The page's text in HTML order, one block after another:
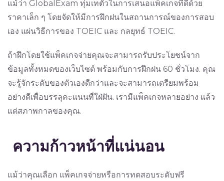
แม้ว่า GlobalExam ทุ่มเทตัวในการเสนอแพ็คเกจที่ดีด้วย
ราคาเล็ก ๆ โดยจัดให้มีการฝึกฝนในสถานการณ์ของการสอบ
เอง แผ่นวิธีการของ TOEIC และ กลยุทธ์ TOEIC.
ถ้าฝึกโดยใช้แพ็คเกจจ่ายคุณจะสามารถรับประโยชน์จาก
ข้อมูลทั้งหมดของเว็บไซต์ พร้อมกับการฝึกฝน 60 ชั่วโมง. คุณ
จะรู้จักระดับของตัวเองดีกว่าและจะสามารถเตรียมพร้อม
อย่างดีเพื่อบรรลุคะแนนที่ใฝ่ฝัน. เรามีแพ็คเกจหลายอย่าง แล้ว
แต่สภาพกาลของคุณ.
ความก้าวหน้าที่แน่นอน
แม้ว่าคุณเลือก แพ็คเกจจ่ายหรือการทดสอบระดับฟรี